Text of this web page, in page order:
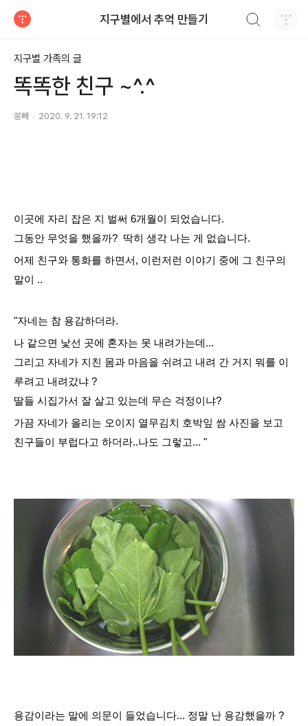
지구별에서 추억 만들기
지구별 가족의 글
똑똑한 친구 ~^.^
쏭빠 2020. 9. 21. 19:12
이곳에 자리 잡은 지 벌써 6개월이
되었습니다.
그동안 무엇을 했을까? 딱히 생각 나는 게 없습니다.
어제 친구와 통화를 하면서, 이런저런 이야기 중에 그 친구의
말이 ..
"자네는 참 용감하더라.
나 같으면 낯선 곳에 혼자는 못 내려가는데...
그리고 자네가 지친 몸과 마음을 쉬려고 내려 간 거지 뭐를 이
루려고 내려갔냐 ?
딸들 시집가서 잘 살고 있는데 무슨 걱정이냐?
가끔 자네가 올리는 오이지 열무김치 호박잎 쌈 사진을 보고
친구들이 부럽다고 하더라..나도 그렇고... "
용감이라는 말에 의문이 들었습니다... 정말 난 용감했을까 ?